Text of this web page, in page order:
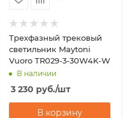
Трехфазный трековый
светильник Maytoni
Vuoro TR029-3-30W4K-W
В наличии
3 230 руб./шт
В корзину